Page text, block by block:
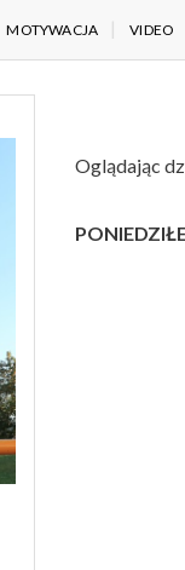
MOTYWACJA VIDEO
Oglądając